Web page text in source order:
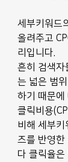
세부키워드
올려주고
리입니다.
흔히 검색자
는 넓은 범
하기 때문에
클릭비용
비해 세부키
즈를 반영한
다 클릭율은